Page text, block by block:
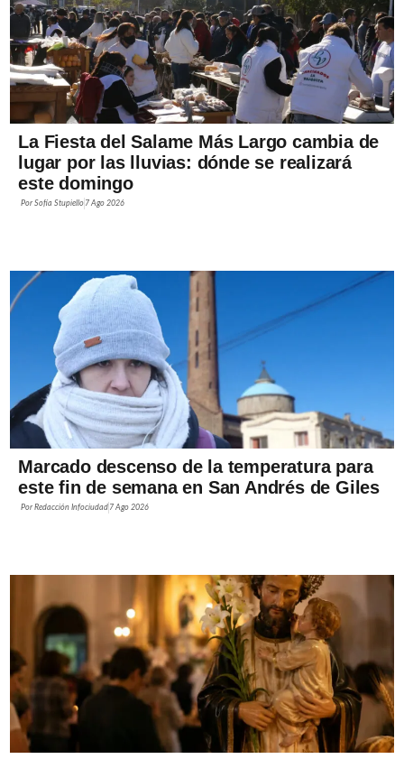
La Fiesta del Salame Más Largo cambia de
lugar por las lluvias: dónde se realizará
este domingo
PorSofía Stupiello 7 Ago 2026
Marcado descenso de la temperatura para
este fin de semana en San Andrés de Giles
PorRedacción Infociudad 7 Ago 2026